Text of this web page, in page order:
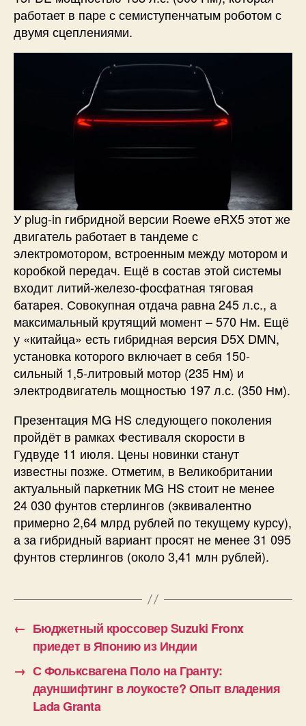
работает в паре с семиступенчатым роботом с
двумя сцеплениями.
У plug-in гибридной версии Roewe eRX5 этот же
двигатель работает в тандеме с
электромотором, встроенным между мотором и
коробкой передач. Ещё в состав этой системы
входит литий-железо-фосфатная тяговая
батарея. Совокупная отдача равна 245 л.с., а
максимальный крутящий момент – 570 Нм. Ещё
у «китайца» есть гибридная версия D5X DMN,
установка которого включает в себя 150-
сильный 1,5-литровый мотор (235 Нм) и
электродвигатель мощностью 197 л.с. (350 Нм).
Презентация MG HS следующего поколения
пройдёт в рамках Фестиваля скорости в
Гудвуде 11 июля. Цены новинки станут
известны позже. Отметим, в Великобритании
актуальный паркетник MG HS стоит не менее
24 030 фунтов стерлингов (эквивалентно
примерно 2,64 млрд рублей по текущему курсу),
а за гибридный вариант просят не менее 31 095
фунтов стерлингов (около 3,41 млн рублей).
← Бюджетный кроссовер Suzuki Fronx
приедет в Японию из Индии
→ С Фольксвагена Поло на Гранту:
дауншифтинг в лоукосте? Опыт владения
Lada Granta